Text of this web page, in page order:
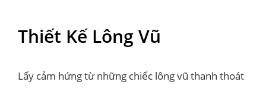
Lấy cảm hứng từ những chiếc lông vũ thanh thoát
Thiết Kế Lông Vũ